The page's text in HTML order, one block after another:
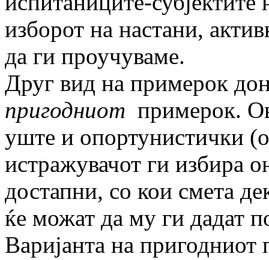
изборот на настани,
да ги проучуваме.
Друг вид на примерок
пригодниот примерок.
уште и опортунистички
истражувачот ги избира
достапни, со кои смета
ќе можат да му ги дадат
Варијанта на